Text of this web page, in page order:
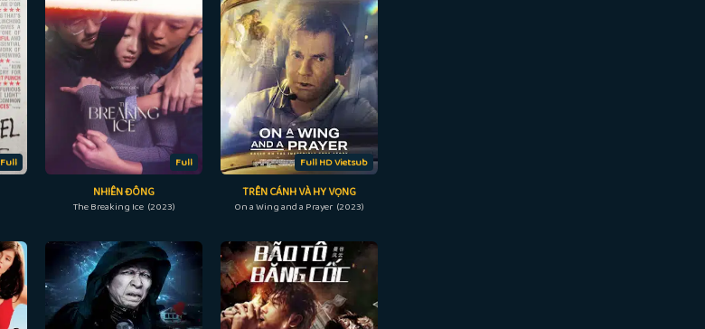
Full Full
NHIÊN ĐÔNG
The Breaking Ice (2023)
Full HD Vietsub
TRÊN CÁNH VÀ HY VỌNG
On a Wing and a Prayer (2023)